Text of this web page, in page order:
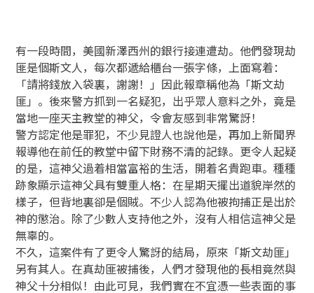
有一段時間，美國新澤西州的銀行接連遭劫。他們發現劫
匪是個斯文人，每次都遞給櫃台一張字條，上面寫着：
「請將錢放入袋裏，謝謝！」因此報章稱他為「斯文劫
匪」。後來警方抓到一名疑犯，出乎眾人意料之外，竟是
當地一座天主教堂的神父，令會友感到非常驚訝！
警方認定他是罪犯，不少見證人也說他是，再加上新聞界
報導他在前任的教堂中留下財務不清的記錄。更令人起疑
的是，這神父過着相當富裕的生活，開着名貴跑車。種種
跡象顯示這神父具有雙重人格：在星期天擺出道貌岸然的
樣子，但背地裏卻是個賊。不少人認為他被拘捕正是出於
神的懲治。除了少數人支持他之外，沒有人相信這神父是
無辜的。
不久，這案件有了更令人驚訝的結局，原來「斯文劫匪」
另有其人。在真劫匪被捕後，人們才發現他的長相竟然與
神父十分相似！由此可見，我們實在不宜憑一些表面的事